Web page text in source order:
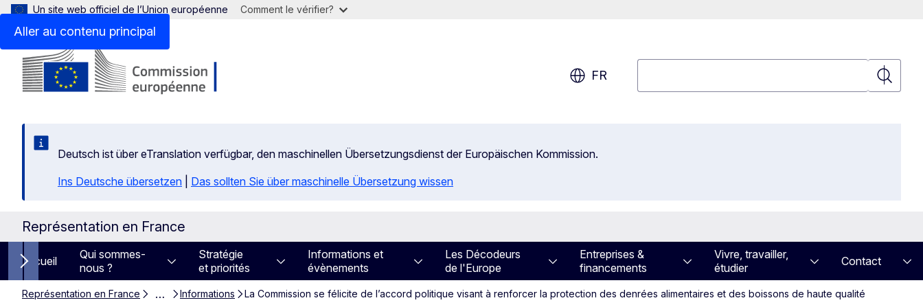
Aller au contenu principal
Un site web officiel de l’Union européenne Comment le vérifier?
FR
Deutsch ist über eTranslation verfügbar, den maschinellen Übersetzungsdienst der Europäischen Kommission.
Ins Deutsche übersetzen
Das sollten Sie über maschinelle Übersetzung wissen
Représentation en France
Next items
Accueil
Qui sommes-
nous ?
Stratégie
et priorités
Informations et
évènements
Les Décodeurs
de l'Europe
Entreprises &
financements
Vivre, travailler,
étudier
Contact
Représentation en France … Informations La Commission se félicite de l’accord politique visant à renforcer la protection des denrées alimentaires et des boissons de haute qualité